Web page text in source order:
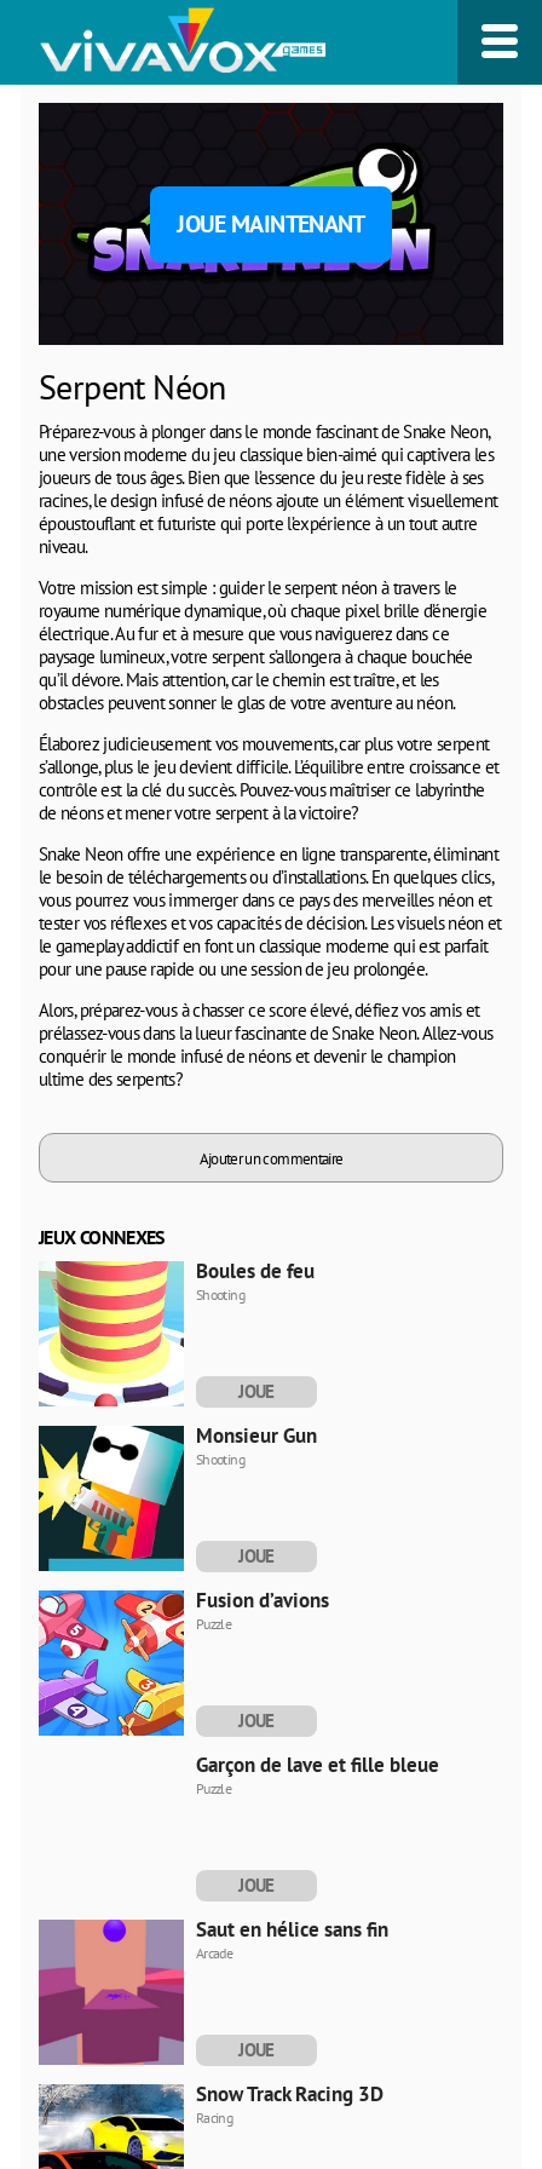
JOUE MAINTENANT
Serpent Néon
Préparez-vous à plonger dans le monde fascinant de Snake Neon,
une version moderne du jeu classique bien-aimé qui captivera les
joueurs de tous âges. Bien que l’essence du jeu reste fidèle à ses
racines, le design infusé de néons ajoute un élément visuellement
époustouflant et futuriste qui porte l’expérience à un tout autre
niveau.
Votre mission est simple : guider le serpent néon à travers le
royaume numérique dynamique, où chaque pixel brille d’énergie
électrique. Au fur et à mesure que vous naviguerez dans ce
paysage lumineux, votre serpent s’allongera à chaque bouchée
qu’il dévore. Mais attention, car le chemin est traître, et les
obstacles peuvent sonner le glas de votre aventure au néon.
Élaborez judicieusement vos mouvements, car plus votre serpent
s’allonge, plus le jeu devient difficile. L’équilibre entre croissance et
contrôle est la clé du succès. Pouvez-vous maîtriser ce labyrinthe
de néons et mener votre serpent à la victoire?
Snake Neon offre une expérience en ligne transparente, éliminant
le besoin de téléchargements ou d’installations. En quelques clics,
vous pourrez vous immerger dans ce pays des merveilles néon et
tester vos réflexes et vos capacités de décision. Les visuels néon et
le gameplay addictif en font un classique moderne qui est parfait
pour une pause rapide ou une session de jeu prolongée.
Alors, préparez-vous à chasser ce score élevé, défiez vos amis et
prélassez-vous dans la lueur fascinante de Snake Neon. Allez-vous
conquérir le monde infusé de néons et devenir le champion
ultime des serpents?
Ajouter un commentaire
JEUX CONNEXES
Boules de feu
Shooting
JOUE
Monsieur Gun
Shooting
JOUE
Fusion d’avions
Puzzle
JOUE
Garçon de lave et fille bleue
Puzzle
JOUE
MAINTENANT
Saut en hélice sans fin
Arcade
JOUE
Snow Track Racing 3D
Racing